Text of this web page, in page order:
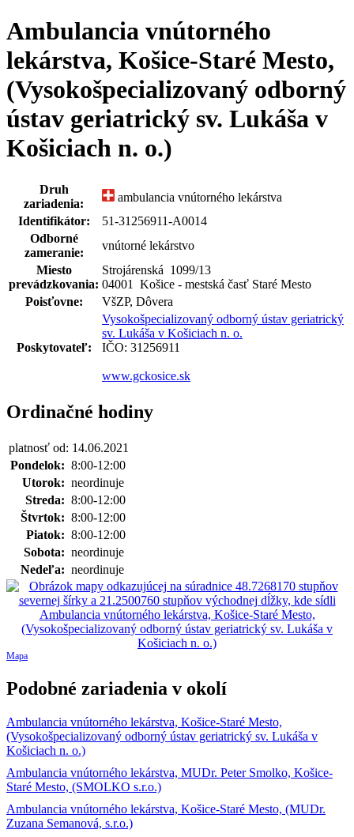
Ambulancia vnútorného
lekárstva, Košice-Staré Mesto,
(Vysokošpecializovaný odborný
ústav geriatrický sv. Lukáša v
Košiciach n. o.)
Druh
zariadenia:
ambulancia vnútorného lekárstva
Identifikátor:
51-31256911-A0014
Odborné
zameranie:
vnútorné lekárstvo
Miesto
prevádzkovania:
Strojárenská 1099/13
04001 Košice - mestská časť Staré Mesto
Poisťovne:
VšZP, Dôvera
Poskytovateľ:
Vysokošpecializovaný odborný ústav geriatrický
sv. Lukáša v Košiciach n. o.
IČO: 31256911
www.gckosice.sk
Ordinačné hodiny
platnosť od: 14.06.2021
Pondelok: 8:00-12:00
Utorok: neordinuje
Streda: 8:00-12:00
Štvrtok: 8:00-12:00
Piatok: 8:00-12:00
Sobota: neordinuje
Nedeľa: neordinuje
Mapa
Podobné zariadenia v okolí
Ambulancia vnútorného lekárstva, Košice-Staré Mesto,
(Vysokošpecializovaný odborný ústav geriatrický sv. Lukáša v
Košiciach n. o.)
Ambulancia vnútorného lekárstva, MUDr. Peter Smolko, Košice-
Staré Mesto, (SMOLKO s.r.o.)
Ambulancia vnútorného lekárstva, Košice-Staré Mesto, (MUDr.
Zuzana Semanová, s.r.o.)